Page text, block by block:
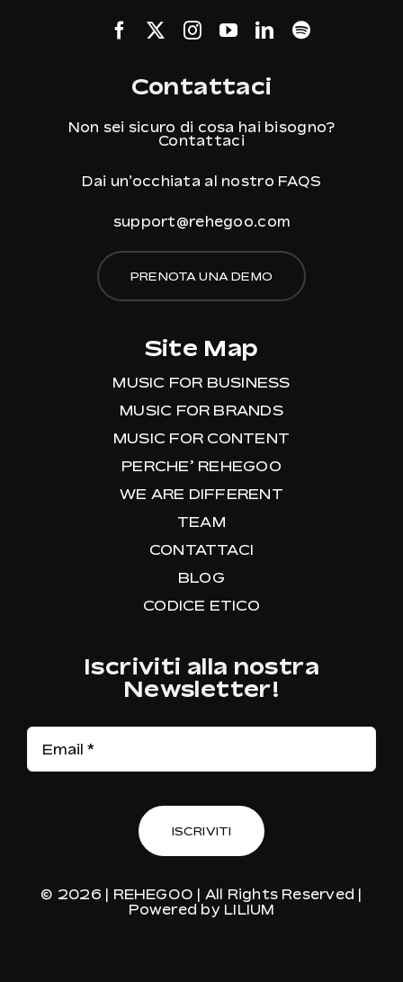
Contattaci
Non sei sicuro di cosa hai bisogno?
Contattaci
Dai un’occhiata al nostro FAQS
support@rehegoo.com
PRENOTA UNA DEMO
Site Map
MUSIC FOR BUSINESS
MUSIC FOR BRANDS
MUSIC FOR CONTENT
PERCHE’ REHEGOO
WE ARE DIFFERENT
TEAM
CONTATTACI
BLOG
CODICE ETICO
Iscriviti alla nostra
Newsletter!
ISCRIVITI
© 2026 | REHEGOO | All Rights Reserved |
Powered by LILIUM